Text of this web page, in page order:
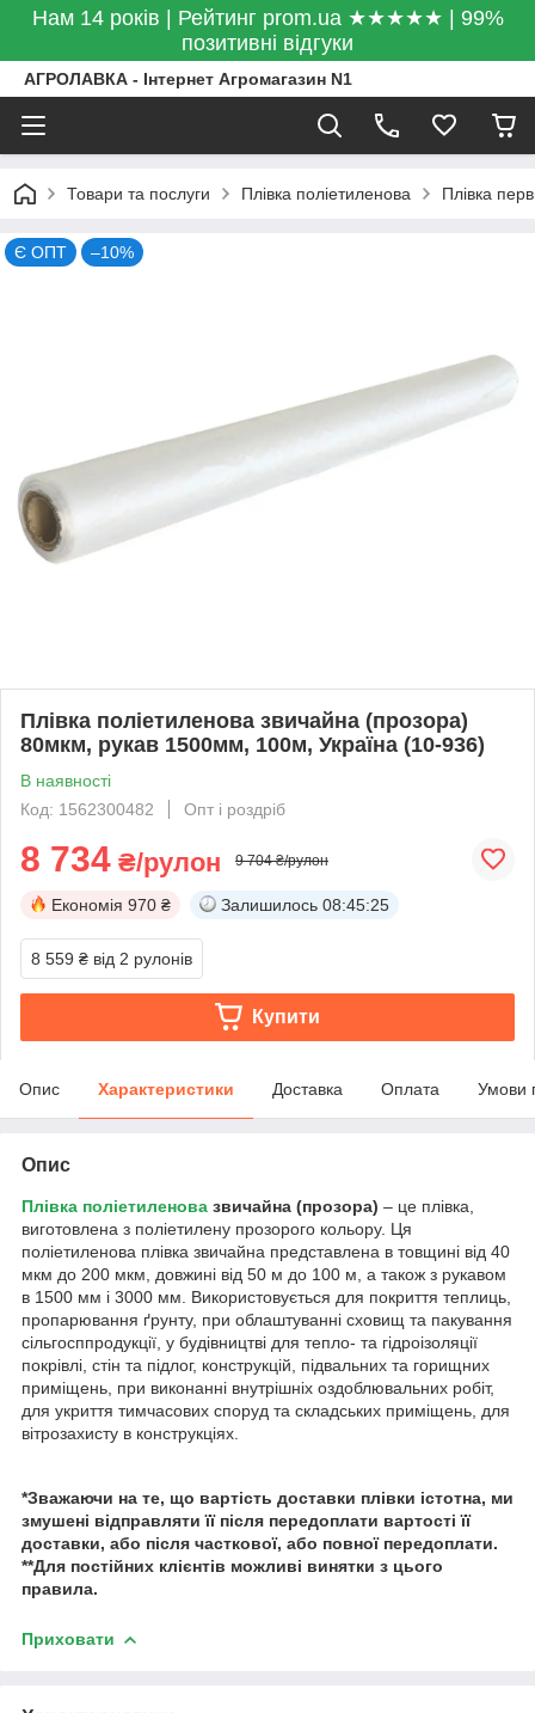
Нам 14 років | Рейтинг prom.ua ★★★★★ | 99%
позитивні відгуки
АГРОЛАВКА - Інтернет Агромагазин N1
Товари та послуги Плівка поліетиленова Плівка
Є ОПТ –10%
Плівка поліетиленова звичайна (прозора)
80мкм, рукав 1500мм, 100м, Україна (10-936)
В наявності
Код: 1562300482
Опт і роздріб
8 734 ₴/рулон 9 704 ₴/рулон
Економія 970 ₴ Залишилось 08:45:25
8 559 ₴ від 2 рулонів
Купити
Опис Характеристики Доставка Оплата Умови
Опис
Плівка поліетиленова звичайна (прозора) – це плівка,
виготовлена з поліетилену прозорого кольору. Ця
поліетиленова плівка звичайна представлена в товщині від 40
мкм до 200 мкм, довжині від 50 м до 100 м, а також з рукавом
в 1500 мм і 3000 мм. Використовується для покриття теплиць,
пропарювання ґрунту, при облаштуванні сховищ та пакування
сільгосппродукції, у будівництві для тепло- та гідроізоляції
покрівлі, стін та підлог, конструкцій, підвальних та горищних
приміщень, при виконанні внутрішніх оздоблювальних робіт,
для укриття тимчасових споруд та складських приміщень, для
вітрозахисту в конструкціях.
*Зважаючи на те, що вартість доставки плівки істотна, ми
змушені відправляти її після передоплати вартості її
доставки, або після часткової, або повної передоплати.
**Для постійних клієнтів можливі винятки з цього
правила.
Приховати